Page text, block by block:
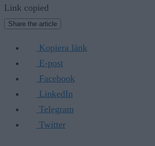
Link copied
Share the article
Kopiera länk
E-post
Facebook
LinkedIn
Telegram
Twitter